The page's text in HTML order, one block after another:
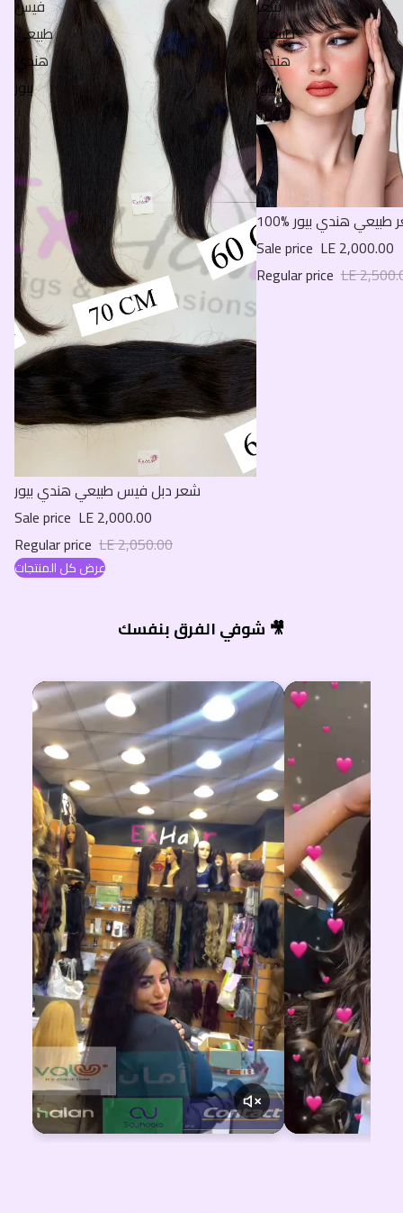
فيس
طبيعي
هندي
بيور
Sale
شعر دبل فيس طبيعي هندي بيور
Sale price LE 2,000.00
Regular price LE 2,050.00
شعر
طبيعي
هندي
بيور
%100
Saleهندي بيور %100
Sale price LE 2,000.00
Regular price LE
عرض كل المنتجات
شوفي الفرق بنفسك 🎥